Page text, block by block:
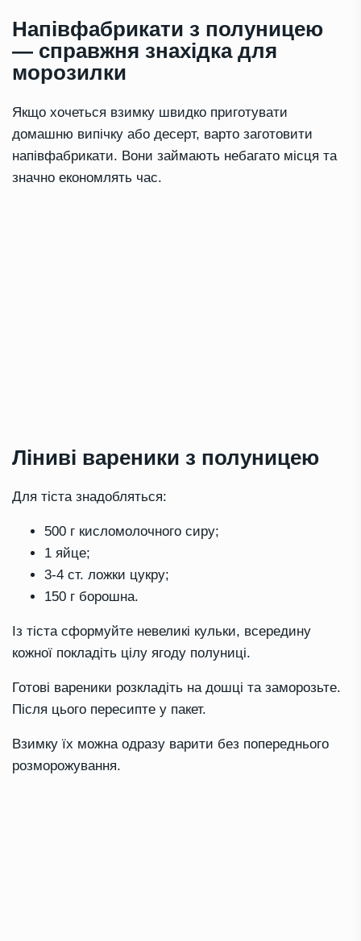
Напівфабрикати з полуницею
— справжня знахідка для
морозилки
Якщо хочеться взимку швидко приготувати
домашню випічку або десерт, варто заготовити
напівфабрикати. Вони займають небагато місця та
значно економлять час.
Ліниві вареники з полуницею
Для тіста знадобляться:
500 г кисломолочного сиру;
1 яйце;
3-4 ст. ложки цукру;
150 г борошна.
Із тіста сформуйте невеликі кульки, всередину
кожної покладіть цілу ягоду полуниці.
Готові вареники розкладіть на дошці та заморозьте.
Після цього пересипте у пакет.
Взимку їх можна одразу варити без попереднього
розморожування.